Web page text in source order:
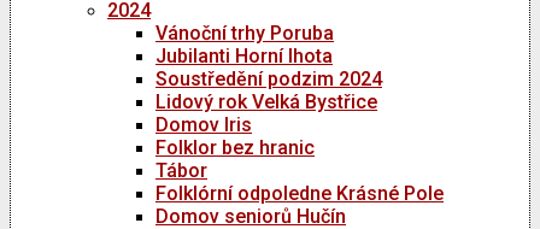
2024
Vánoční trhy Poruba
Jubilanti Horní lhota
Soustředění podzim 2024
Lidový rok Velká Bystřice
Domov Iris
Folklor bez hranic
Tábor
Folklórní odpoledne Krásné Pole
Domov seniorů Hučín